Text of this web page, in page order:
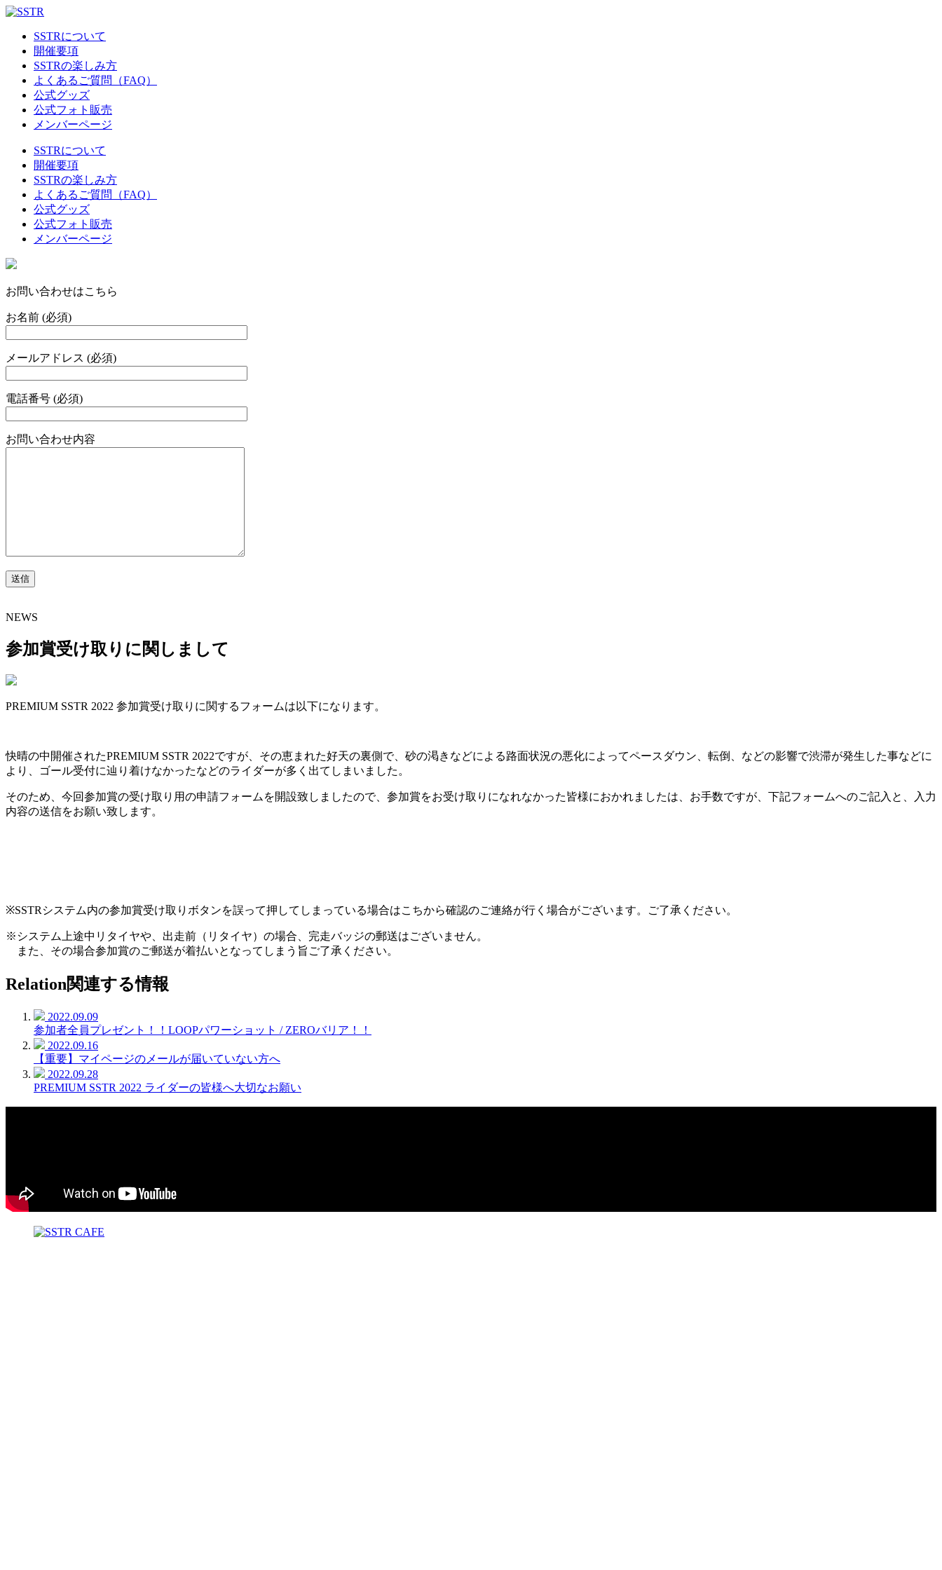
SSTRについて
開催要項
SSTRの楽しみ方
よくあるご質問（FAQ）
公式グッズ
公式フォト販売
メンバーページ
SSTRについて
開催要項
SSTRの楽しみ方
よくあるご質問（FAQ）
公式グッズ
公式フォト販売
メンバーページ
お問い合わせはこちら
お名前 (必須)
メールアドレス (必須)
電話番号 (必須)
お問い合わせ内容
NEWS
参加賞受け取りに関しまして
PREMIUM SSTR 2022 参加賞受け取りに関するフォームは以下になります。
快晴の中開催されたPREMIUM SSTR 2022ですが、その恵まれた好天の裏側で、砂の渇きなどによる路面状況の悪化によってペースダウン、転倒、などの影響で渋滞が発生した事などに
より、ゴール受付に辿り着けなかったなどのライダーが多く出てしまいました。
そのため、今回参加賞の受け取り用の申請フォームを開設致しましたので、参加賞をお受け取りになれなかった皆様におかれましたは、お手数ですが、下記フォームへのご記入と、入力
内容の送信をお願い致します。
※SSTRシステム内の参加賞受け取りボタンを誤って押してしまっている場合はこちから確認のご連絡が行く場合がございます。ご了承ください。
※システム上途中リタイヤや、出走前（リタイヤ）の場合、完走バッジの郵送はございません。
また、その場合参加賞のご郵送が着払いとなってしまう旨ご了承ください。
Relation関連する情報
2022.09.09
参加者全員プレゼント！！LOOPパワーショット / ZEROバリア！！
2022.09.16
【重要】マイページのメールが届いていない方へ
2022.09.28
PREMIUM SSTR 2022 ライダーの皆様へ大切なお願い